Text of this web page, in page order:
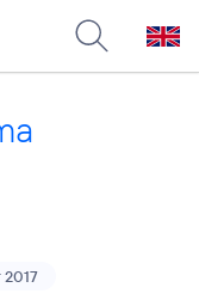
2017